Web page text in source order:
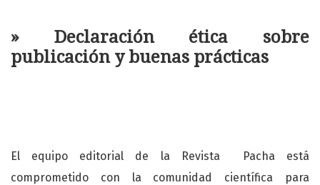
» Declaración ética sobre
publicación y buenas prácticas
El equipo editorial de la Revista Pacha está
comprometido con la comunidad científica para